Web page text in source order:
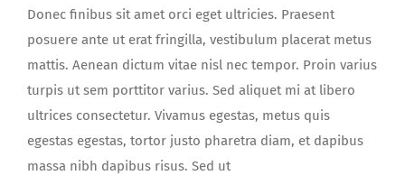
Donec finibus sit amet orci eget ultricies. Praesent
posuere ante ut erat fringilla, vestibulum placerat metus
mattis. Aenean dictum vitae nisl nec tempor. Proin varius
turpis ut sem porttitor varius. Sed aliquet mi at libero
ultrices consectetur. Vivamus egestas, metus quis
egestas egestas, tortor justo pharetra diam, et dapibus
massa nibh dapibus risus. Sed ut